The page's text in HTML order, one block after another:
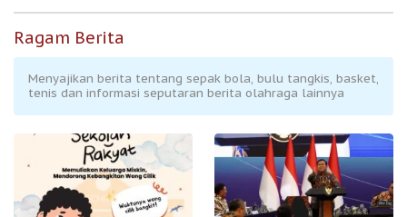
Ragam Berita
Menyajikan berita tentang sepak bola, bulu tangkis, basket,
tenis dan informasi seputaran berita olahraga lainnya